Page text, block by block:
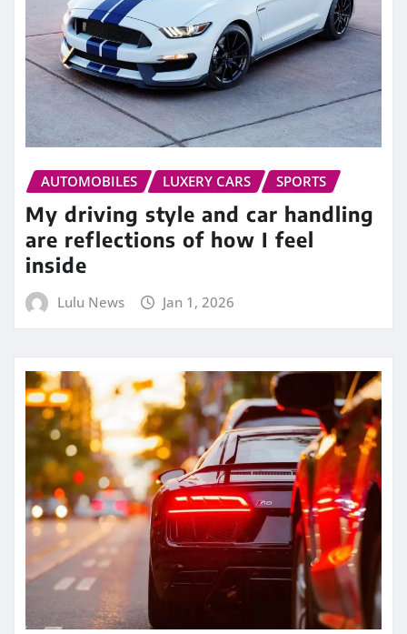
AUTOMOBILES LUXERY CARS SPORTS
My driving style and car handling
are reflections of how I feel
inside
Lulu News Jan 1, 2026